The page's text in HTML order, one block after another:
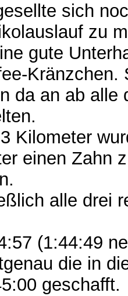
sich
zu
gute
da an ab alle
Kilometer
einen Zahn
alle drei
(1:44:49
die in
geschafft.